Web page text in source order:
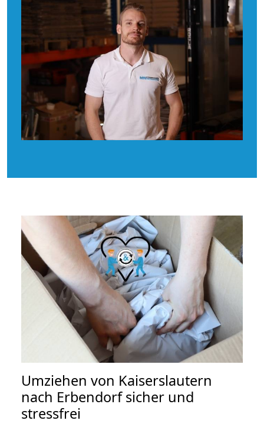
Umziehen von Kaiserslautern
nach Erbendorfsicher und
stressfrei